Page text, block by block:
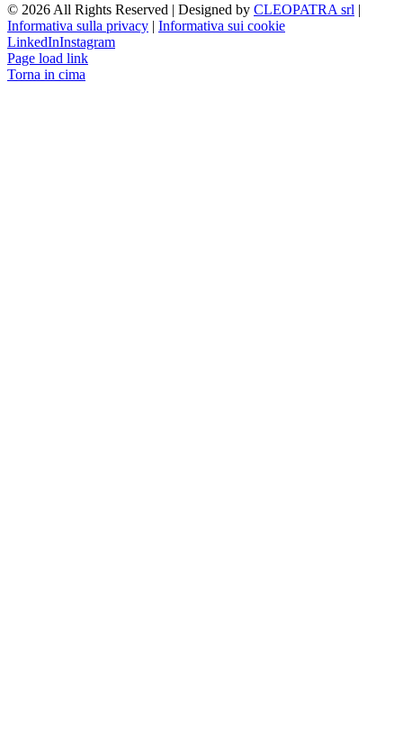
© 2026 All Rights Reserved | Designed by CLEOPATRA srl |
Informativa sulla privacy | Informativa sui cookie
LinkedInInstagram
Page load link
Torna in cima